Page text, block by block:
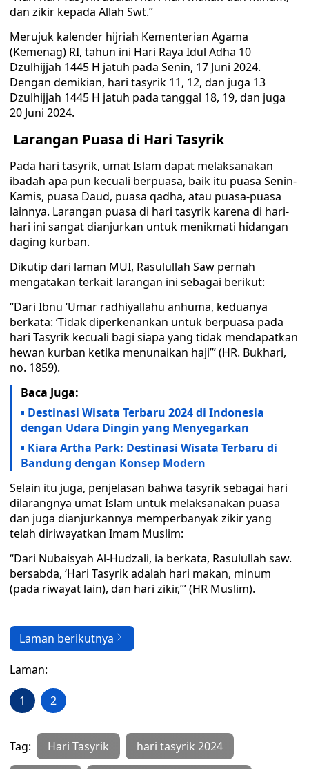
dan zikir kepada Allah Swt.”
Merujuk kalender hijriah Kementerian Agama
(Kemenag) RI, tahun ini Hari Raya Idul Adha 10
Dzulhijjah 1445 H jatuh pada Senin, 17 Juni 2024.
Dengan demikian, hari tasyrik 11, 12, dan juga 13
Dzulhijjah 1445 H jatuh pada tanggal 18, 19, dan juga
20 Juni 2024.
Larangan Puasa di Hari Tasyrik
Pada hari tasyrik, umat Islam dapat melaksanakan
ibadah apa pun kecuali berpuasa, baik itu puasa Senin-
Kamis, puasa Daud, puasa qadha, atau puasa-puasa
lainnya. Larangan puasa di hari tasyrik karena di hari-
hari ini sangat dianjurkan untuk menikmati hidangan
daging kurban.
Dikutip dari laman MUI, Rasulullah Saw pernah
mengatakan terkait larangan ini sebagai berikut:
“Dari Ibnu ‘Umar radhiyallahu anhuma, keduanya
berkata: ‘Tidak diperkenankan untuk berpuasa pada
hari Tasyrik kecuali bagi siapa yang tidak mendapatkan
hewan kurban ketika menunaikan haji’” (HR. Bukhari,
no. 1859).
Baca Juga:
Destinasi Wisata Terbaru 2024 di Indonesia
dengan Udara Dingin yang Menyegarkan
Kiara Artha Park: Destinasi Wisata Terbaru di
Bandung dengan Konsep Modern
Selain itu juga, penjelasan bahwa tasyrik sebagai hari
dilarangnya umat Islam untuk melaksanakan puasa
dan juga dianjurkannya memperbanyak zikir yang
telah diriwayatkan Imam Muslim:
“Dari Nubaisyah Al-Hudzali, ia berkata, Rasulullah saw.
bersabda, ‘Hari Tasyrik adalah hari makan, minum
(pada riwayat lain), dan hari zikir,’” (HR Muslim).
Laman berikutnya
Laman:
1 2
Tag: Hari Tasyrik hari tasyrik 2024